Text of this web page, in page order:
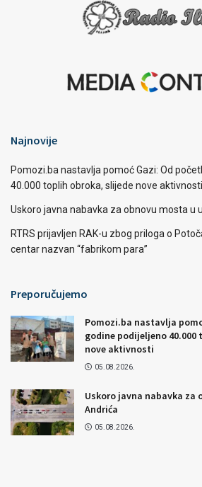
Najnovije
Pomozi.ba nastavlja pomoć Gazi: Od
40.000 toplih obroka, slijede nove aktivnosti
Uskoro javna nabavka za obnovu mosta u
RTRS prijavljen RAK-u zbog priloga o
centar nazvan “fabrikom para”
Preporučujemo
Pomozi.ba nastavlja
godine podijeljeno
nove aktivnosti
05.08.2026.
Uskoro javna nabavka za
Andrića
05.08.2026.